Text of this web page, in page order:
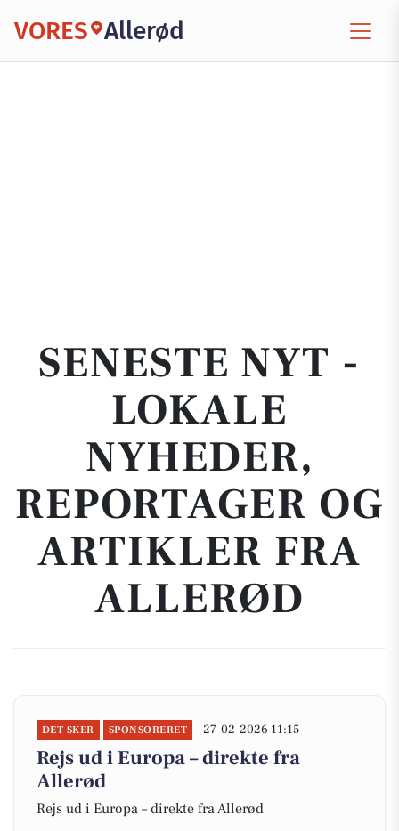
VORES Allerød
SENESTE NYT -
LOKALE
NYHEDER,
REPORTAGER OG
ARTIKLER FRA
ALLERØD
DET SKER SPONSORERET 27-02-2026 11:15
Rejs ud i Europa – direkte fra
Allerød
Rejs ud i Europa – direkte fra Allerød